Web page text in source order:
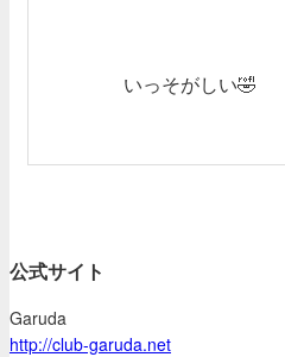
いっそがしい🤣
公式サイト
Garuda
http://club-garuda.net